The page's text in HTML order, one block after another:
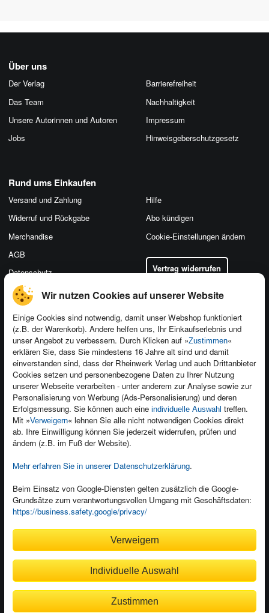
Wir nutzen Cookies auf unserer Website
Einige Cookies sind notwendig, damit unser Webshop funktioniert
(z.B. der Warenkorb). Andere helfen uns, Ihr Einkaufserlebnis und
unser Angebot zu verbessern. Durch Klicken auf »Zustimmen«
erklären Sie, dass Sie mindestens 16 Jahre alt sind und damit
einverstanden sind, dass der Rheinwerk Verlag und auch Drittanbieter
Cookies setzen und personenbezogene Daten zu Ihrer Nutzung
unserer Webseite verarbeiten - unter anderem zur Analyse sowie zur
Personalisierung von Werbung (Ads-Personalisierung) und deren
Erfolgsmessung. Sie können auch eine individuelle Auswahl treffen.
Mit »Verweigern« lehnen Sie alle nicht notwendigen Cookies direkt
ab. Ihre Einwilligung können Sie jederzeit widerrufen, prüfen und
ändern (z.B. im Fuß der Website).
Mehr erfahren Sie in unserer Datenschutzerklärung.
Beim Einsatz von Google-Diensten gelten zusätzlich die Google-
Grundsätze zum verantwortungsvollen Umgang mit Geschäftsdaten:
https://business.safety.google/privacy/
Zustimmen
Verweigern
Individuelle Auswahl
Über uns
Der Verlag
Das Team
Unsere Autorinnen und Autoren
Jobs
Barrierefreiheit
Nachhaltigkeit
Impressum
Hinweis­geber­schutz­gesetz
Kontakt
Newsletter
Für Unternehmen
Presseservice
Dozentenservice
Produktfeedback
Foreign Rights
Ein Buch schreiben
Rund ums Einkaufen
Versand und Zahlung
Widerruf und Rückgabe
Merchandise
AGB
Datenschutz
Hilfe
Abo kündigen
Cookie-Einstellungen ändern
Vertrag widerrufen
Kundenservice
Wir sind gerne für Sie da!
service@rheinwerk-verlag.de
Rechnung Bankeinzug